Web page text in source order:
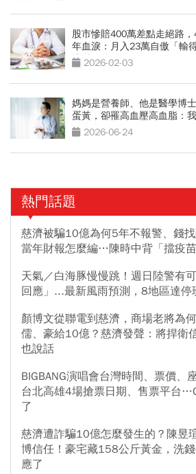
股市慘賠400萬差點走絕路
年血淚：月入23萬自傲「輸
地獄2026-02-03
媽媽是營養師、他是醫學博
蛋黃，卻罹高血壓高血脂：
點沒命？
2026-06-24
熱門話題
慈濟被騙10億為何5年不報警、錢找
當年財報怎麼編…陳時中背「擋疫
天氣／白海豚慢慢跳！週日陸警有
回應」...最新風雨預測，8地區達停
顏博文從聯電到慈濟，商場老將為
儒、豪給10億？慈濟發聲：將捍衛
也說話
BIGBANG演唱會台灣時間、票價、
台北高雄4場搶票日期、售票平台
了
慈濟遭詐騙10億怎麼發生的？陳昱
博信任！豪宅藏158公斤黃金，洗
應了